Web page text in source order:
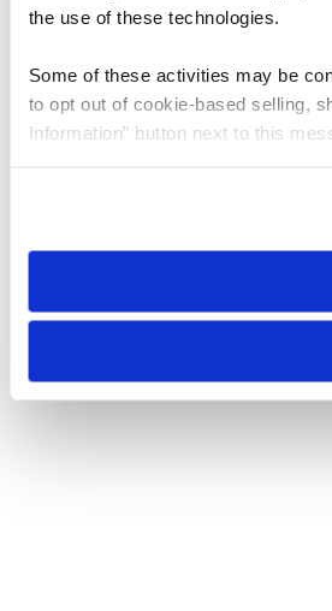
the use of these technologies.
Some of these activities may be
to opt out of cookie-based selling,
Information” button next to this
need to be set again.